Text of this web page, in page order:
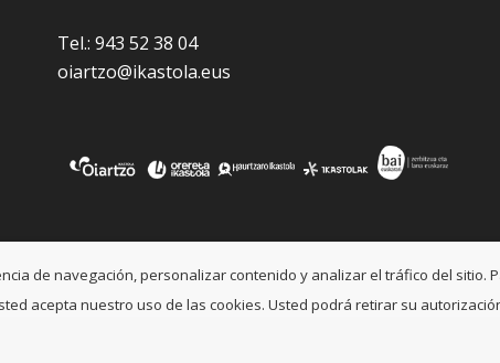
Tel.: 943 52 38 04
oiartzo@ikastola.eus
de navegación, personalizar contenido y analizar el tráfico del sitio.
acepta nuestro uso de las cookies. Usted podrá retirar su